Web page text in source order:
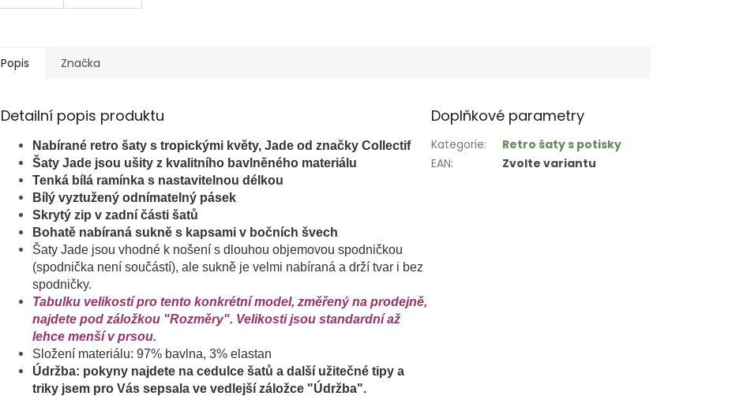
Popis Značka
Detailní popis produktu
Nabírané retro šaty s tropickými květy, Jade od značky Collectif
Šaty Jade jsou ušity z kvalitního bavlněného materiálu
Tenká bílá ramínka s nastavitelnou délkou
Bílý vyztužený odnímatelný pásek
Skrytý zip v zadní části šatů
Bohatě nabíraná sukně s kapsami v bočních švech
Šaty Jade jsou vhodné k nošení s dlouhou objemovou spodničkou
(spodnička není součástí), ale sukně je velmi nabíraná a drží tvar i bez
spodničky.
Tabulku velikostí pro tento konkrétní model, změřený na prodejně,
najdete pod záložkou "Rozměry". Velikosti jsou standardní až
lehce menší v prsou.
Složení materiálu: 97% bavlna, 3% elastan
Údržba: pokyny najdete na cedulce šatů a další užitečné tipy a
triky jsem pro Vás sepsala ve vedlejší záložce "Údržba".
Doplňkové parametry
Kategorie:
Retro šaty s potisky
EAN: Zvolte variantu